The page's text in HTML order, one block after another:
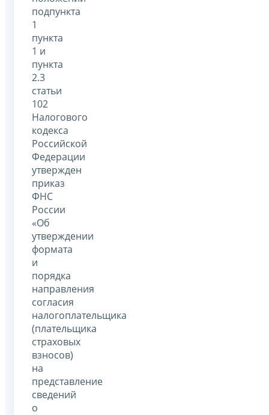
подпункта
1
пункта
1 и
пункта
2.3
статьи
102
Налогового
кодекса
Российской
Федерации
утвержден
приказ
ФНС
России
«Об
утверждении
формата
и
порядка
направления
согласия
налогоплательщика
(плательщика
страховых
взносов)
на
представление
сведений
о